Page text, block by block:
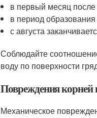
в первый месяц
в период
с августа
Соблюдайте
воду по поверхности
Повреждения
Механическое